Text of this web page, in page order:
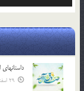
29 اسفند 03